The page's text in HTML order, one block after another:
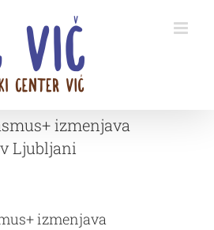
izmenjava
Ljubljani
izmenjava